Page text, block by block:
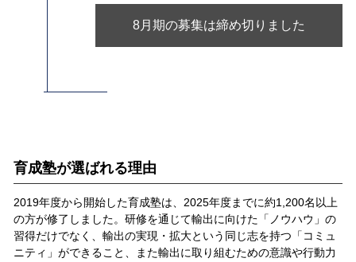
8月期の募集は締め切りました
育成塾が選ばれる理由
2019年度から開始した育成塾は、2025年度までに約1,200名以上
の方が修了しました。研修を通じて輸出に向けた「ノウハウ」の
習得だけでなく、輸出の実現・拡大という同じ志を持つ「コミュ
ニティ」ができること、また輸出に取り組むための意識や行動力